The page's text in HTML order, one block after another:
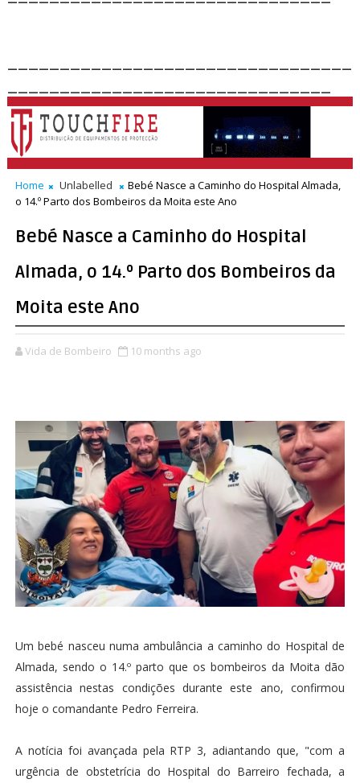
Home Unlabelled
Bebé Nasce a Caminho do Hospital Almada,
o 14.º Parto dos Bombeiros da Moita este Ano
Bebé Nasce a Caminho do Hospital
Almada, o 14.º Parto dos Bombeiros da
Moita este Ano
Vida de Bombeiro 10 months ago
Um bebé nasceu numa ambulância a caminho do Hospital de
Almada, sendo o 14.º parto que os bombeiros da Moita dão
assistência nestas condições durante este ano, confirmou
hoje o comandante Pedro Ferreira.
A notícia foi avançada pela RTP 3, adiantando que, "com a
urgência de obstetrícia do Hospital do Barreiro fechada, a